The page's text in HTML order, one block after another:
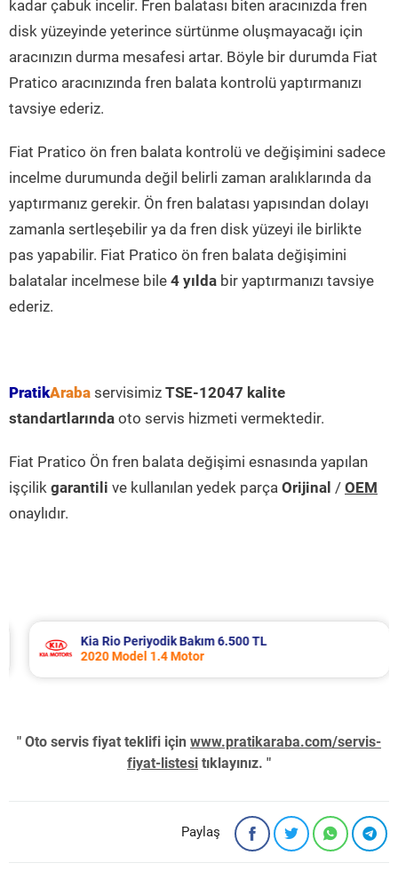
kadar çabuk incelir. Fren balatası biten aracınızda fren
disk yüzeyinde yeterince sürtünme oluşmayacağı için
aracınızın durma mesafesi artar. Böyle bir durumda Fiat
Pratico aracınızında fren balata kontrolü yaptırmanızı
tavsiye ederiz.
Fiat Pratico ön fren balata kontrolü ve değişimini sadece
incelme durumunda değil belirli zaman aralıklarında da
yaptırmanız gerekir. Ön fren balatası yapısından dolayı
zamanla sertleşebilir ya da fren disk yüzeyi ile birlikte
pas yapabilir. Fiat Pratico ön fren balata değişimini
balatalar incelmese bile 4 yılda bir yaptırmanızı tavsiye
ederiz.
PratikAraba servisimiz TSE-12047 kalite
standartlarında oto servis hizmeti vermektedir.
Fiat Pratico Ön fren balata değişimi esnasında yapılan
işçilik garantili ve kullanılan yedek parça Orijinal / OEM
onaylıdır.
Kia Rio Periyodik Bakım 6.500 TL
2020 Model 1.4 Motor
" Oto servis fiyat teklifi için www.pratikaraba.com/servis-
fiyat-listesi tıklayınız. "
Paylaş